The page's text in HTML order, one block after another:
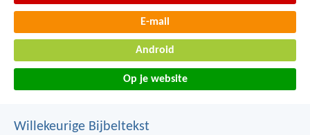
E-mail
Android
Op je website
Willekeurige Bijbeltekst